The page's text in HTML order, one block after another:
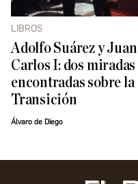
LIBROS
Adolfo Suárez y Juan
Carlos I: dos miradas
encontradas sobre la
Transición
Álvaro de Diego